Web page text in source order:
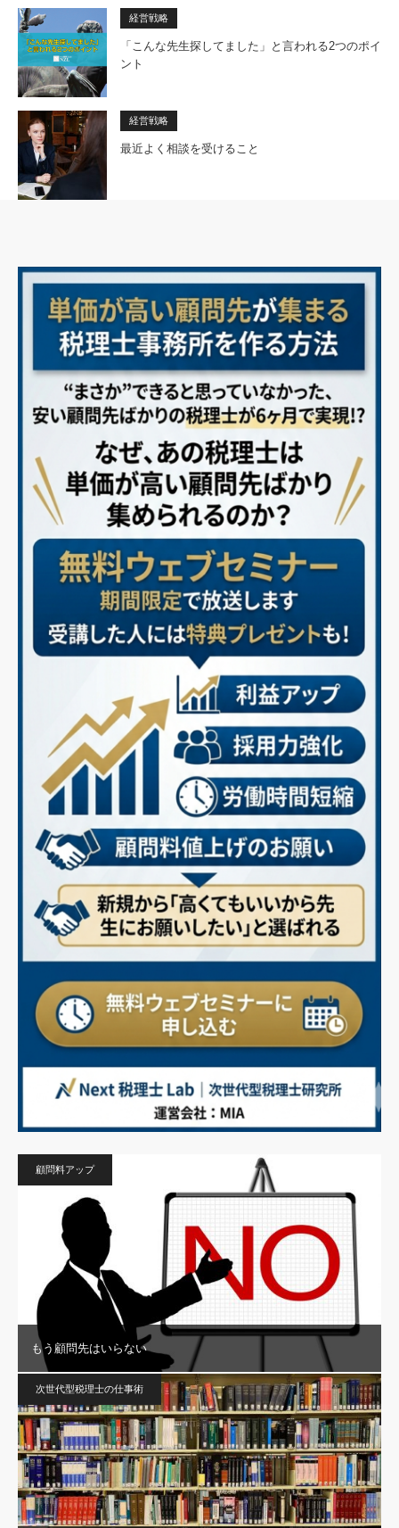
経営戦略
「こんな先生探してました」と言われる2つのポイ
ント
経営戦略
最近よく相談を受けること
顧問料アップ
もう顧問先はいらない
次世代型税理士の仕事術